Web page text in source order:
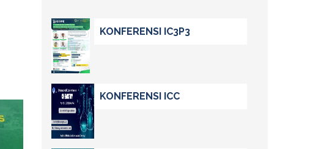
KONFERENSI IC3P3
KONFERENSI ICC